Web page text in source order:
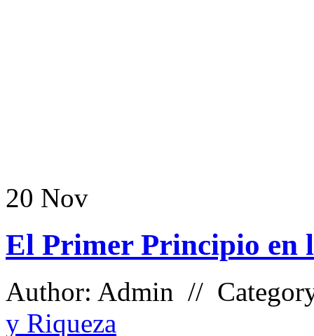
20 Nov
El Primer Principio en
Author: Admin //
y Riqueza